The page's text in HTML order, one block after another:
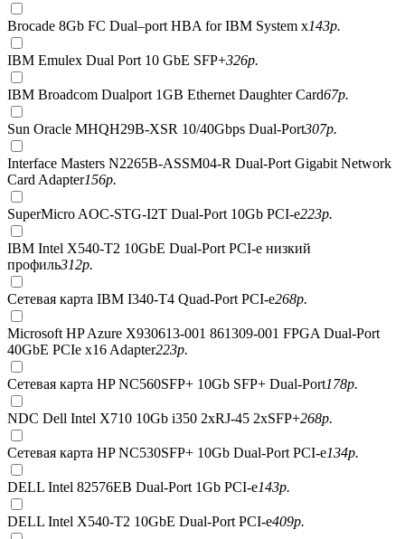
Brocade 8Gb FC Dual–port HBA for IBM System x143р.
IBM Emulex Dual Port 10 GbE SFP+326р.
IBM Broadcom Dualport 1GB Ethernet Daughter Card67р.
Sun Oracle MHQH29B-XSR 10/40Gbps Dual-Port307р.
Interface Masters N2265B-ASSM04-R Dual-Port Gigabit Network
Card Adapter156р.
SuperMicro AOC-STG-I2T Dual-Port 10Gb PCI-e223р.
IBM Intel X540-T2 10GbE Dual-Port PCI-e низкий
профиль312р.
Сетевая карта IBM I340-T4 Quad-Port PCI-e268р.
Microsoft HP Azure X930613-001 861309-001 FPGA Dual-Port
40GbE PCIe x16 Adapter223р.
Сетевая карта HP NC560SFP+ 10Gb SFP+ Dual-Port178р.
NDC Dell Intel X710 10Gb i350 2xRJ-45 2xSFP+268р.
Сетевая карта HP NC530SFP+ 10Gb Dual-Port PCI-e134р.
DELL Intel 82576EB Dual-Port 1Gb PCI-e143р.
DELL Intel X540-T2 10GbE Dual-Port PCI-e409р.